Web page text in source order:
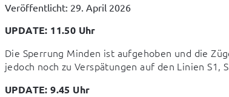
Veröffentlicht: 29. April 2026
UPDATE: 11.50 Uhr
Die Sperrung Minden ist aufgehoben und die
jedoch noch zu Verspätungen auf den Linien S1,
UPDATE: 9.45 Uhr